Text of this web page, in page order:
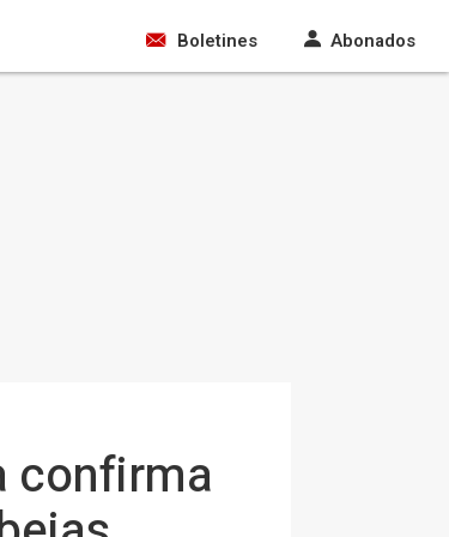
Boletines Abonados
confirma